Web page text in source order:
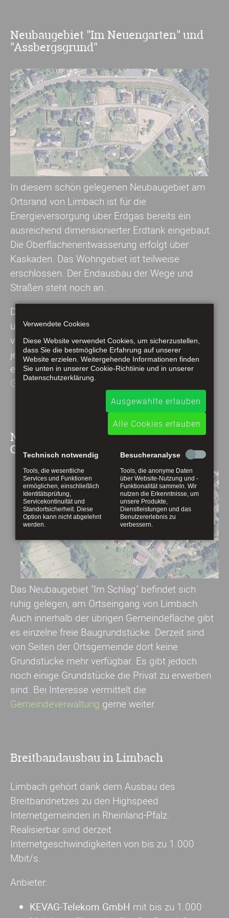
Neubaugebiet "Im Neuengarten" und
"Assbergsgrund"
In diesem schön gelegenen Neubaugebiet am
Ortsrand von Limbach ist für die
Energieversorgung über Erdgas bereits ein
ausreichend dimensionierter Erdtank eingebaut.
Die Oberflächenentwässerung erfolgt über
Kaskaden. Das Wohngebiet ist teilweise
erschlossen. Der Endausbau der Wege und
Straßen steht noch an.
Derzeit sind im Neubaugebiet "Im Neuengarten"
und "Assbergsgrund" keine Grundstücke mehr -
von Seiten der Gemeinde - verfügbar. Es gibt
jedoch noch einige Grundstücke die Privat zu
erwerben sind. Bei Interesse vermittelt die
Gemeindeverwaltung
Neubaugebiet "Im Schlag" und weitere
Grundstücke
Das Neubaugebiet "Im Schlag" befindet sich
ruhig gelegen, am Ortseingang von Limbach.
Auch innerhalb der übrigen Gemeindefläche gibt
es einzelne freie Baugrundstücke. Derzeit sind
von Seiten der Ortsgemeinde dort keine
Grundstücke mehr verfügbar. Es gibt jedoch
noch einige Grundstücke die Privat zu erwerben
sind. Bei Interesse vermittelt die
Gemeindeverwaltung gerne weiter.
Breitbandausbau in Limbach
Limbach gehört dank dem Ausbau des
Breitbandnetzes zu den Highspeed
Internetgemeinden in Rheinland-Pfalz.
Realisierbar sind derzeit
Internetgeschwindigkeiten von bis zu 1.000
Mbit/s.
Anbieter:
KEVAG-Telekom GmbH mit bis zu 1.000
Verwendete Cookies
Diese Website verwendet Cookies, um sicherzustellen,
dass Sie die bestmögliche Erfahrung auf unserer
Website erzielen. Weitergehende Informationen finden
Sie unten in unserer Cookie-Richtiinie und in unserer
Datenschutzerklärung.
Ausgewählte erlauben
Alle Cookies erlauben
Technisch notwendig
Tools, die wesentliche
Services und Funktionen
ermöglichen, einschließlich
Identitätsprüfung,
Servicekontinuität und
Standortsicherheit. Diese
Option kann nicht abgelehnt
werden.
Besucheranalyse
Tools, die anonyme Daten
über Website-Nutzung und -
Funktionalität sammeln. Wir
nutzen die Erkenntnisse, um
unsere Produkte,
Dienstleistungen und das
Benutzererlebnis zu
verbessern.